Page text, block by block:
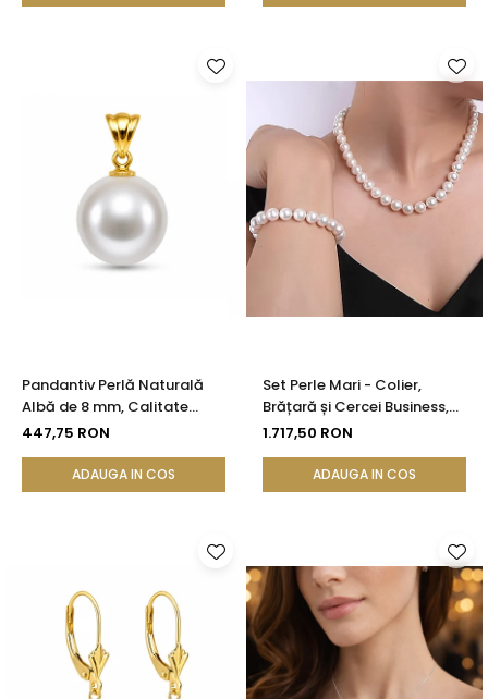
Pandantiv Perlă Naturală
Albă de 8 mm, Calitate
AAA+ și Aur 14K (aur 585) |
447,75 RON
ADAUGA IN COS
Set Perle Mari - Colier,
Brățară și Cercei Business,
Argint 925, Perle Naturale
KASKADDA®
1.717,50 RON
ADAUGA IN COS